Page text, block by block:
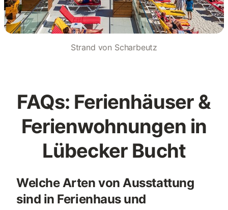
Strand von Scharbeutz
FAQs: Ferienhäuser &
Ferienwohnungen in
Lübecker Bucht
Welche Arten von Ausstattung
sind in Ferienhaus und